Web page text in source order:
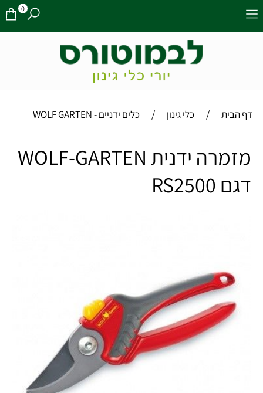
0
דף הבית / כלי גינון / כלים ידניים - WOLF GARTEN
מזמרה ידנית WOLF-GARTEN
דגם RS2500